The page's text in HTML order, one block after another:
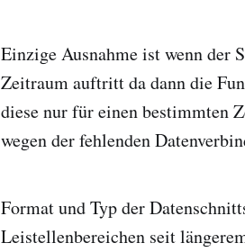
Einzige Ausnahme ist wenn der
Zeitraum auftritt da dann die
diese nur für einen bestimmten
wegen der fehlenden
Format und Typ der
Leistellenbereichen seit